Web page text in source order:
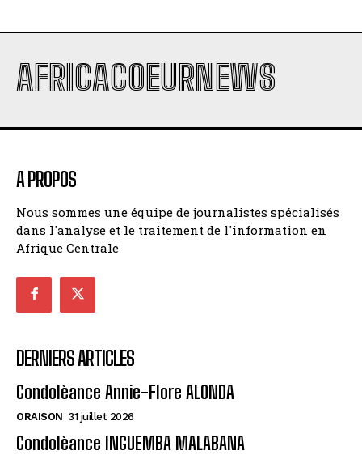
AFRICACOEURNEWS
A PROPOS
Nous sommes une équipe de journalistes spécialisés
dans l'analyse et le traitement de l'information en
Afrique Centrale
DERNIERS ARTICLES
Condolèance Annie-Flore ALONDA
ORAISON 31 juillet 2026
Condolèance INGUEMBA MALABANA